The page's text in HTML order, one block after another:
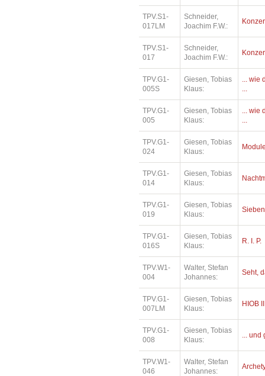
TPV.S1-
017LM
Schneider,
Joachim F.W.:
TPV.S1-
017
Schneider,
Joachim F.W.:
TPV.G1-
005S
Giesen, Tobias
Klaus:
... wie
...
TPV.G1-
005
Giesen, Tobias
Klaus:
... wie
...
TPV.G1-
024
Giesen, Tobias
Klaus:
TPV.G1-
014
Giesen, Tobias
Klaus:
TPV.G1-
019
Giesen, Tobias
Klaus:
TPV.G1-
016S
Giesen, Tobias
Klaus:
R. I. P.
TPV.W1-
004
Walter, Stefan
Johannes:
Seht,
TPV.G1-
007LM
Giesen, Tobias
Klaus:
HIOB II
TPV.G1-
008
Giesen, Tobias
Klaus:
... und
TPV.W1-
046
Walter, Stefan
Johannes: